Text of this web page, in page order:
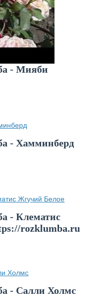
- Мияби
- Хамминберд
- Клематис
rozklumba.ru
- Салли Холмс